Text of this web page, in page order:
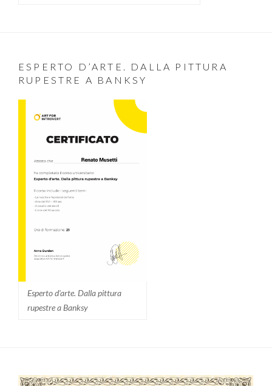
ESPERTO D’ARTE. DALLA PITTURA
RUPESTRE A BANKSY
Esperto d'arte. Dalla pittura
rupestre a Banksy